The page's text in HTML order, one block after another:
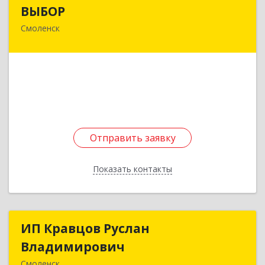
ВЫБОР
Смоленск
Отправить заявку
Показать контакты
Отправить заявку
Назад
ИП Кравцов Руслан
Владимирович
ИП Кравцов Руслан